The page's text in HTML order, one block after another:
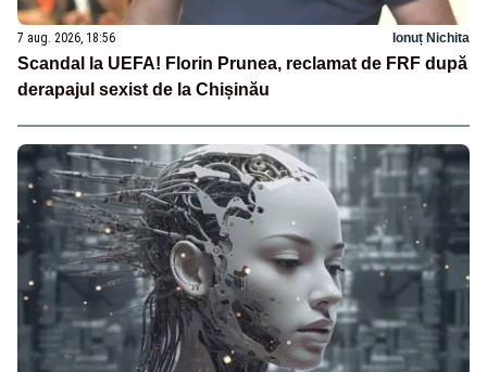
7 aug. 2026, 18:56 Ionuț Nichita
Scandal la UEFA! Florin Prunea, reclamat de FRF după
derapajul sexist de la Chișinău